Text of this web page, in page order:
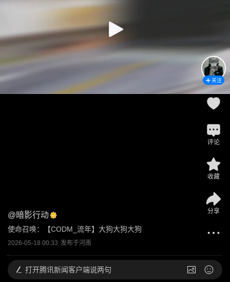
@暗影行动
使命召唤：【CODM_流年】大狗大狗大狗
2026-05-18 00:33 发布于河南
关注
评论
收藏
分享
打开腾讯新闻客户端说两句